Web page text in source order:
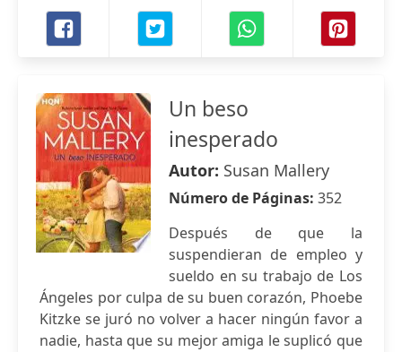
Un beso
inesperado
Autor: Susan Mallery
Número de Páginas: 352
Después de que la
suspendieran de empleo y
sueldo en su trabajo de Los
Ángeles por culpa de su buen corazón, Phoebe
Kitzke se juró no volver a hacer ningún favor a
nadie, hasta que su mejor amiga le suplicó que